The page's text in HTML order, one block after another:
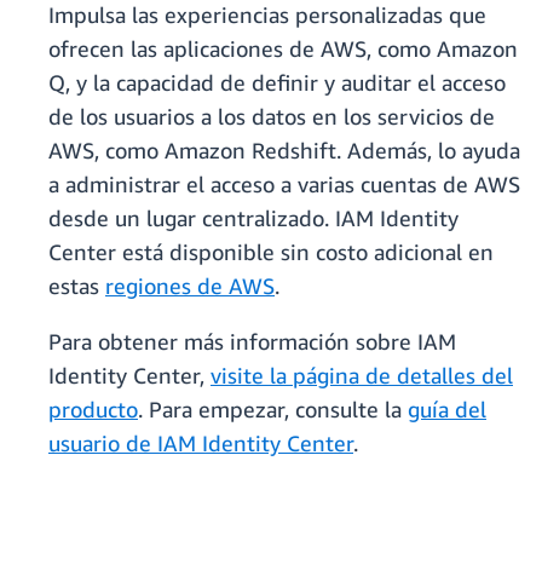
Impulsa las experiencias personalizadas que
ofrecen las aplicaciones de AWS, como Amazon
Q, y la capacidad de definir y auditar el acceso
de los usuarios a los datos en los servicios de
AWS, como Amazon Redshift. Además, lo ayuda
a administrar el acceso a varias cuentas de AWS
desde un lugar centralizado. IAM Identity
Center está disponible sin costo adicional en
estas regiones de AWS.
Para obtener más información sobre IAM
Identity Center, visite la página de detalles del
producto. Para empezar, consulte la guía del
usuario de IAM Identity Center.